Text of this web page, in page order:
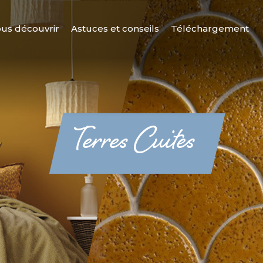
découvrir Astuces et conseils Téléchargement
Terres Cuites